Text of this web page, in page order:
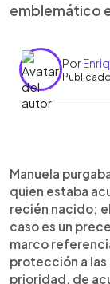
emblemático
Por
►
Manuela
quien estaba
recién nacido;
caso es un
marco
protección a las
prioridad, de